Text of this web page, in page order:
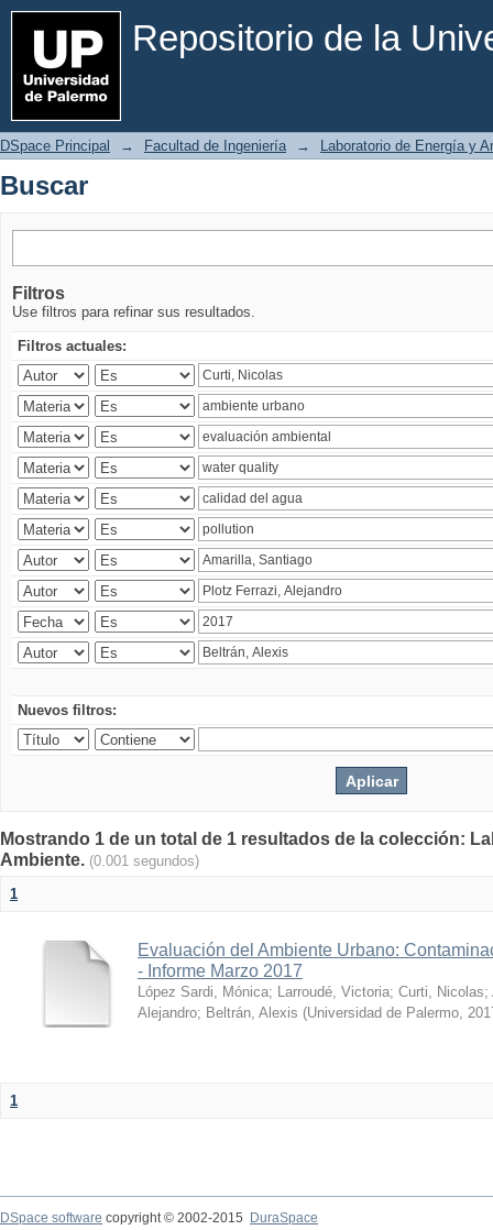
Repositorio de la
Buscar
DSpace Principal → Facultad de Ingeniería → Laboratorio de Energía y
Buscar
Filtros
Use filtros para refinar sus resultados.
Filtros actuales:
Nuevos filtros:
Mostrando 1 de un total de 1 resultados de la colección:
Ambiente. (0.001 segundos)
1
Evaluación del Ambiente Urbano:
- Informe Marzo 2017
López Sardi, Mónica; Larroudé, Victoria; Curti, Nicolas;
Alejandro; Beltrán, Alexis (Universidad de Palermo,
1
DSpace software copyright © 2002-2015
DuraSpace